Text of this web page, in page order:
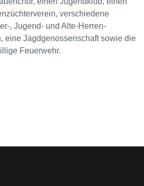
verschiedene
, Jugend- und Alte-Herren-
eine Jagdgenossenschaft sowie die
Feuerwehr.